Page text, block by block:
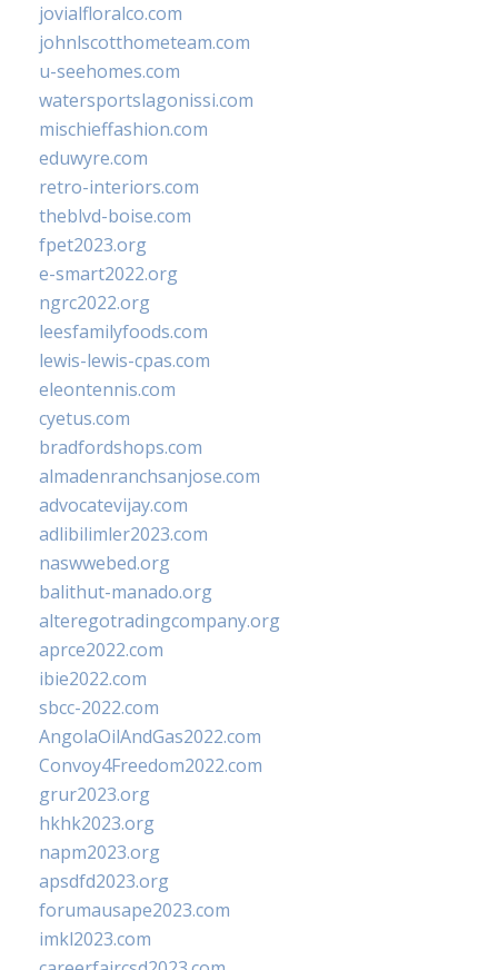
jovialfloralco.com
johnlscotthometeam.com
u-seehomes.com
watersportslagonissi.com
mischieffashion.com
eduwyre.com
retro-interiors.com
theblvd-boise.com
fpet2023.org
e-smart2022.org
ngrc2022.org
leesfamilyfoods.com
lewis-lewis-cpas.com
eleontennis.com
cyetus.com
bradfordshops.com
almadenranchsanjose.com
advocatevijay.com
adlibilimler2023.com
naswwebed.org
balithut-manado.org
alteregotradingcompany.org
aprce2022.com
ibie2022.com
sbcc-2022.com
AngolaOilAndGas2022.com
Convoy4Freedom2022.com
grur2023.org
hkhk2023.org
napm2023.org
apsdfd2023.org
forumausape2023.com
imkl2023.com